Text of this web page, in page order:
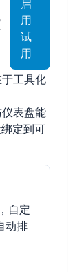
启
用
试
用
于工具化
表盘能
定到可
自定
动排